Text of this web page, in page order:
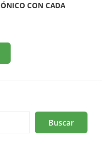
CON CADA
Buscar